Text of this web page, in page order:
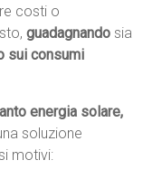
costi o
guadagnando sia
sui consumi
energia solare,
soluzione
motivi: